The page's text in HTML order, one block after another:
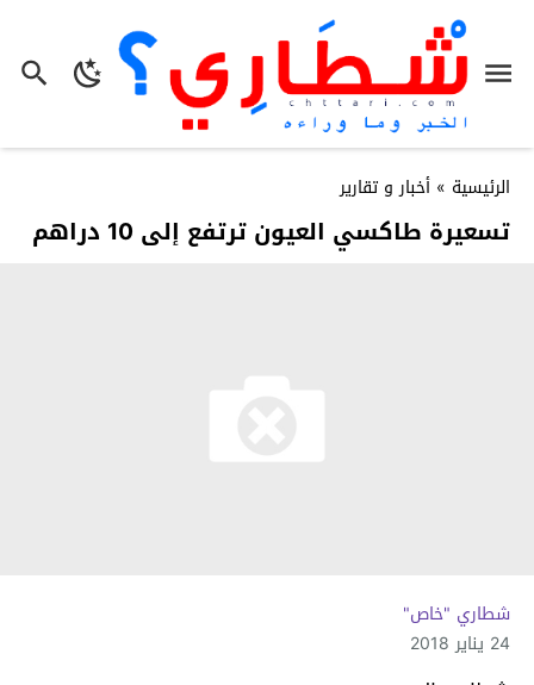
الرئيسية » أخبار و تقارير
تسعيرة طاكسي العيون ترتفع إلى 10 دراهم
شطاري "خاص"
24 يناير 2018